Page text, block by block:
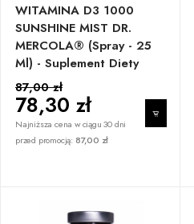
WITAMINA D3 1000
SUNSHINE MIST DR.
MERCOLA® (spray - 25
Ml) - Suplement Diety
87,00 zł
78,30 zł
Najniższa cena w ciągu 30 dni
przed promocją: 87,00 zł